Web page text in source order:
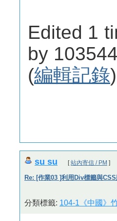
Edited 1
by
(編輯記錄)
su su [站內寄信 / PM ]
Re: [作業03 ]利用Div標籤與
分類標籤: 104-1《中國》